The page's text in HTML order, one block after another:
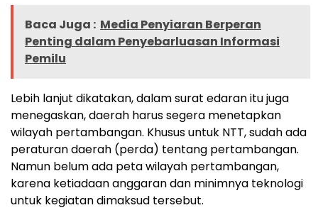
Baca Juga : Media Penyiaran Berperan
Penting dalam Penyebarluasan Informasi
Pemilu
Lebih lanjut dikatakan, dalam surat edaran itu juga
menegaskan, daerah harus segera menetapkan
wilayah pertambangan. Khusus untuk NTT, sudah ada
peraturan daerah (perda) tentang pertambangan.
Namun belum ada peta wilayah pertambangan,
karena ketiadaan anggaran dan minimnya teknologi
untuk kegiatan dimaksud tersebut.